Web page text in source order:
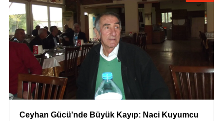
Ceyhan Gücü'nde Büyük Kayıp: Naci Kuyumcu